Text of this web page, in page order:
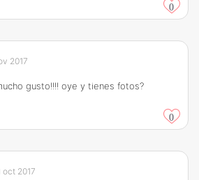
0
2017
gusto!!!! oye y tienes fotos?
0
oct 2017